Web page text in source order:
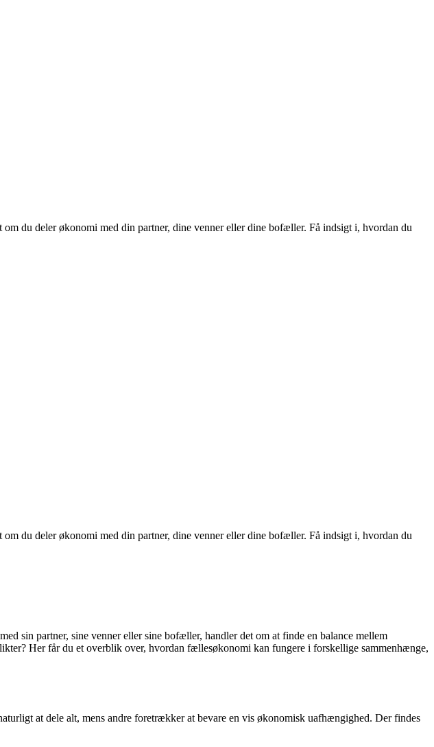
du deler økonomi med din partner, dine venner eller dine bofæller. Få indsigt i, hvordan du
du deler økonomi med din partner, dine venner eller dine bofæller. Få indsigt i, hvordan du
sin partner, sine venner eller sine bofæller, handler det om at finde en balance mellem
Her får du et overblik over, hvordan fællesøkonomi kan fungere i forskellige sammenhænge,
at dele alt, mens andre foretrækker at bevare en vis økonomisk uafhængighed. Der findes